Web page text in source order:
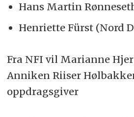
Hans Martin
Henriette Fürst (Nord
Fra NFI vil Marianne
Anniken Riiser
oppdragsgiver